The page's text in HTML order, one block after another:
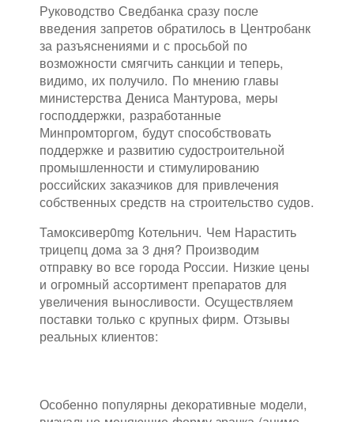
Руководство Сведбанка сразу после
введения запретов обратилось в Центробанк
за разъяснениями и с просьбой по
возможности смягчить санкции и теперь,
видимо, их получило. По мнению главы
министерства Дениса Мантурова, меры
господдержки, разработанные
Минпромторгом, будут способствовать
поддержке и развитию судостроительной
промышленности и стимулированию
российских заказчиков для привлечения
собственных средств на строительство судов.
Тамоксивер0mg Котельнич. Чем Нарастить
трицепц дома за 3 дня? Производим
отправку во все города России. Низкие цены
и огромный ассортимент препаратов для
увеличения выносливости. Осуществляем
поставки только с крупных фирм. Отзывы
реальных клиентов:
Особенно популярны декоративные модели,